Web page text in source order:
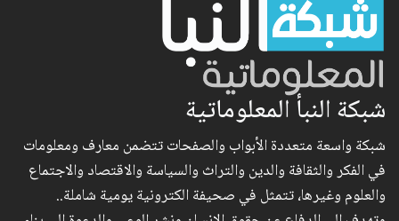
شبكة النبأ المعلوماتية
شبكة واسعة متعددة الأبواب والصفحات تتضمن معارف ومعلومات
في الفكر والثقافة والدين والتراث والسياسة والاقتصاد والاجتماع
والعلوم وغيرها، تتمثل في صحيفة الكترونية يومية شاملة..